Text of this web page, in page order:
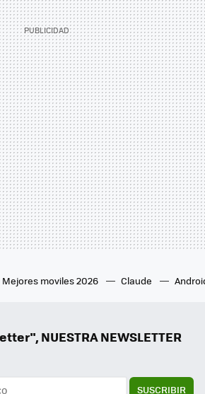
Mejores moviles 2026 Claude
NUESTRA NEWSLETTER
SUSCRIBIR